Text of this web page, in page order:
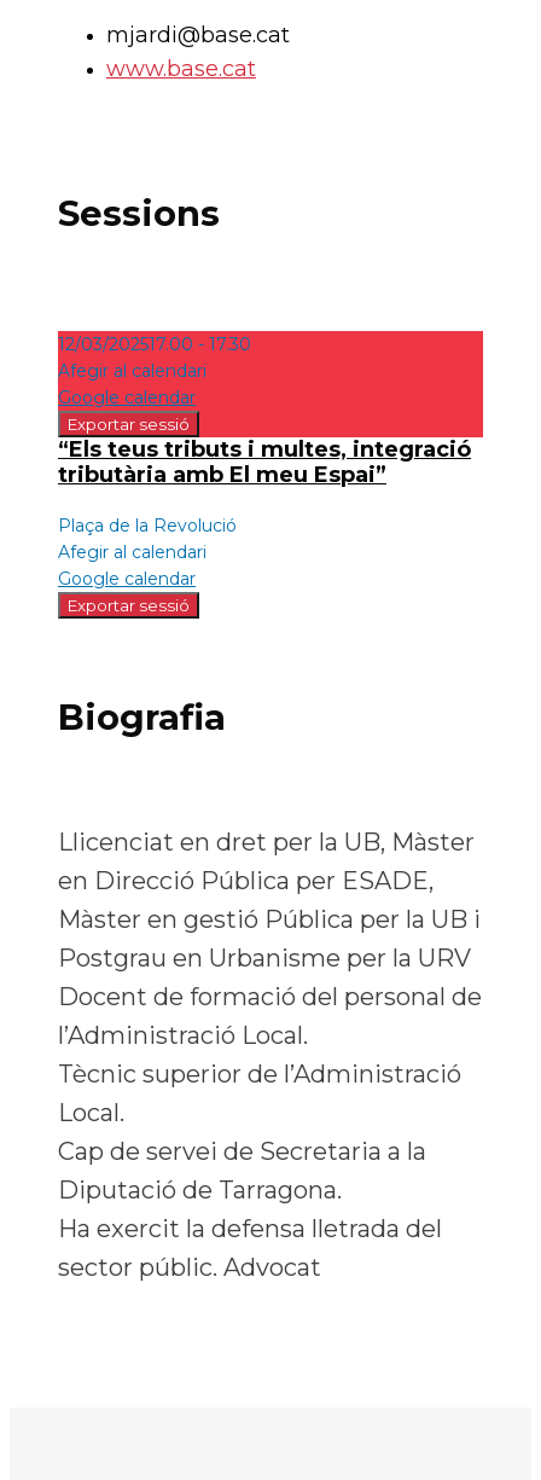
mjardi@base.cat
www.base.cat
Sessions
12/03/202517.00 - 17.30
Afegir al calendari
Google calendar
“Els teus tributs i multes, integració
tributària amb El meu Espai”
Plaça de la Revolució
Afegir al calendari
Google calendar
Biografia
Llicenciat en dret per la UB, Màster
en Direcció Pública per ESADE,
Màster en gestió Pública per la UB i
Postgrau en Urbanisme per la URV
Docent de formació del personal de
l’Administració Local.
Tècnic superior de l’Administració
Local.
Cap de servei de Secretaria a la
Diputació de Tarragona.
Ha exercit la defensa lletrada del
sector públic. Advocat